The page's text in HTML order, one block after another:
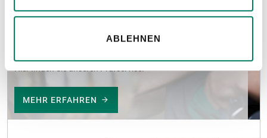
ABLEHNEN
Hier finden Sie unseren Prüfservice.
MEHR ERFAHREN